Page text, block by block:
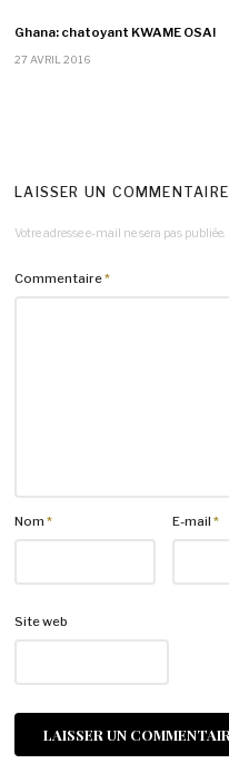
Ghana: chatoyant KWAME OSA!
27 AVRIL 2016
LAISSER UN COMMENTAIRE
Votre adresse e-mail ne sera pas publiée.
Commentaire*
Nom* E-mail*
Site web